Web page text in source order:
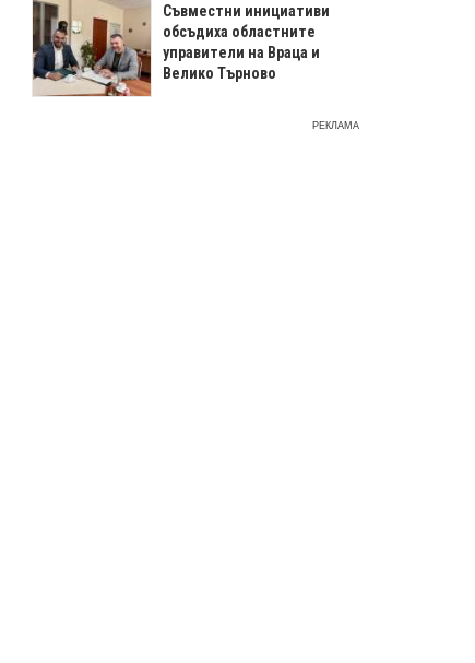
Съвместни инициативи
обсъдиха областните
управители на Враца и
Велико Търново
РЕКЛАМА